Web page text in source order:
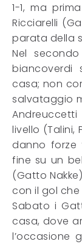
1-1, ma
Ricciarelli
parata della
Nel
biancoverdi
casa; non
salvataggio
livello (Talini,
danno forze
fine su un
(Gatto
con il gol
Sabato i
casa, dove
l’occasione